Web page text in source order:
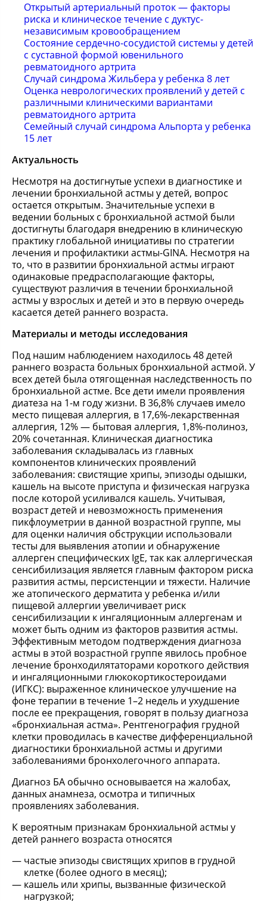
Открытый артериальный проток — факторы
риска и клиническое течение с дуктус-
независимым кровообращением
Состояние сердечно-сосудистой системы у детей
с суставной формой ювенильного
ревматоидного артрита
Случай синдрома Жильбера у ребенка 8 лет
Оценка неврологических проявлений у детей с
различными клиническими вариантами
ревматоидного артрита
Семейный случай синдрома Альпорта у ребенка
15 лет
Актуальность
Несмотря на достигнутые успехи в диагностике и
лечении бронхиальной астмы у детей, вопрос
остается открытым. Значительные успехи в
ведении больных с бронхиальной астмой были
достигнуты благодаря внедрению в клиническую
практику глобальной инициативы по стратегии
лечения и профилактики астмы-GINA. Несмотря на
то, что в развитии бронхиальной астмы играют
одинаковые предрасполагающие факторы,
существуют различия в течении бронхиальной
астмы у взрослых и детей и это в первую очередь
касается детей раннего возраста.
Материалы и методы исследования
Под нашим наблюдением находилось 48 детей
раннего возраста больных бронхиальной астмой. У
всех детей была отягощенная наследственность по
бронхиальной астме. Все дети имели проявления
диатеза на 1-м году жизни. В 36,8% случаев имело
место пищевая аллергия, в 17,6%-лекарственная
аллергия, 12% — бытовая аллергия, 1,8%-полиноз,
20% сочетанная. Клиническая диагностика
заболевания складывалась из главных
компонентов клинических проявлений
заболевания: свистящие хрипы, эпизоды одышки,
кашель на высоте приступа и физическая нагрузка
после которой усиливался кашель. Учитывая,
возраст детей и невозможность применения
пикфлоуметрии в данной возрастной группе, мы
для оценки наличия обструкции использовали
тесты для выявления атопии и обнаружение
аллерген специфических IgE, так как аллергическая
сенсибилизация является главным фактором риска
развития астмы, персистенции и тяжести. Наличие
же атопического дерматита у ребенка и/или
пищевой аллергии увеличивает риск
сенсибилизации к ингаляционным аллергенам и
может быть одним из факторов развития астмы.
Эффективным методом подтверждения диагноза
астмы в этой возрастной группе явилось пробное
лечение бронходилятаторами короткого действия
и ингаляционными глюкокортикостероидами
(ИГКС): выраженное клиническое улучшение на
фоне терапии в течение 1–2 недель и ухудшение
после ее прекращения, говорят в пользу диагноза
«бронхиальная астма». Рентгенография грудной
клетки проводилась в качестве дифференциальной
диагностики бронхиальной астмы и другими
заболеваниями бронхолегочного аппарата.
Диагноз БА обычно основывается на жалобах,
данных анамнеза, осмотра и типичных
проявлениях заболевания.
К вероятным признакам бронхиальной астмы у
детей раннего возраста относятся
частые эпизоды свистящих хрипов в грудной
клетке (более одного в месяц);
кашель или хрипы, вызванные физической
нагрузкой;